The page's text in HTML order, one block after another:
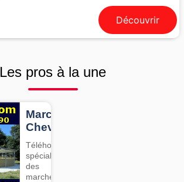
Découvrir
Les pros à la une
Marcheurs
Chevaux
Téléhorse,
spécialiste
des
marcheurs